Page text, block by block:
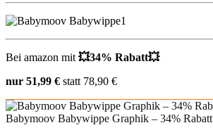
Bei amazon mit 💥34% Rabatt💥
nur 51,99 € statt 78,90 €
Babymoov Babywippe Graphik – 34% Rabatt